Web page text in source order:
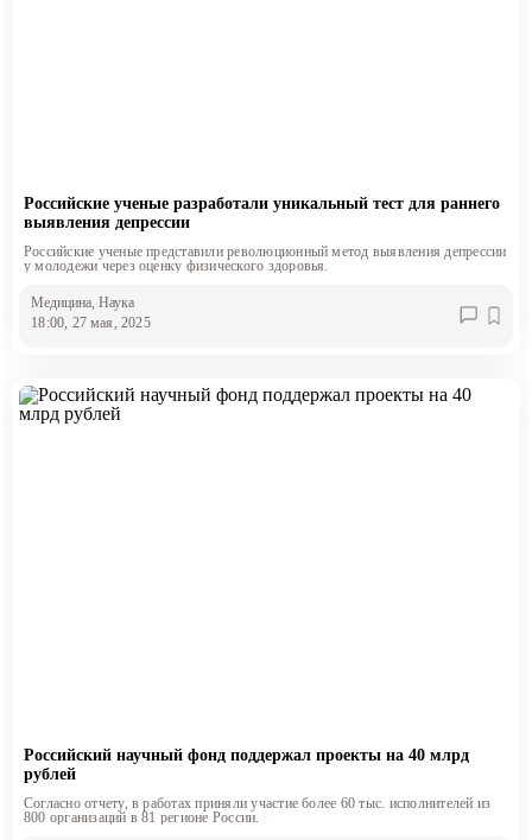
Российские ученые разработали уникальный тест для раннего
выявления депрессии
Российские ученые представили революционный метод выявления депрессии
у молодежи через оценку физического здоровья.
Медицина, Наука
18:00, 27 мая, 2025
Российский научный фонд поддержал проекты на 40 млрд
рублей
Согласно отчету, в работах приняли участие более 60 тыс. исполнителей из
800 организаций в 81 регионе России.